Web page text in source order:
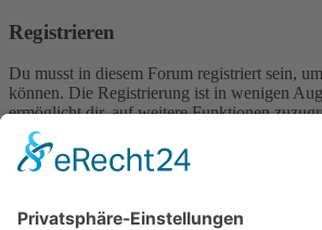
Registrieren
Du musst in diesem Forum registriert sein,
können. Die Registrierung ist in wenigen
ermöglicht dir, auf weitere Funktionen
Administration kann registrierten Benutzern
Berechtigungen zuweisen. Beachte bitte unsere
Nutzungsbedingungen und die verwandten
wenn du dich in diesem Board bewegst.